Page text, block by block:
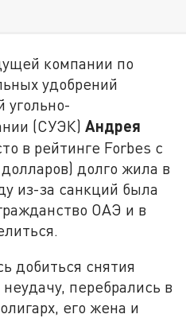
компании по
удобрений
угольно-
(СУЭК)Андрея
в рейтинге Forbes с
долго жила в
из-за санкций была
ОАЭ и в
добиться снятия
перебрались в
его жена и